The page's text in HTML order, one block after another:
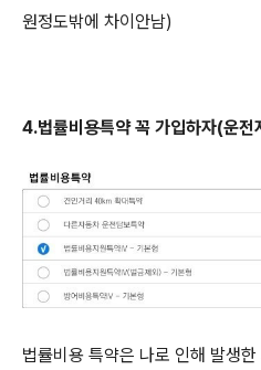
원정도밖에 차이안남)
4.법률비용특약 꼭 가입하자(운전
법률비용 특약은 나로 인해 발생